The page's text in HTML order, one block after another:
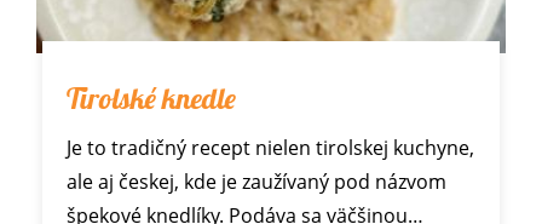
Tirolské knedle
Je to tradičný recept nielen tirolskej kuchyne,
ale aj českej, kde je zaužívaný pod názvom
špekové knedlíky. Podáva sa väčšinou…